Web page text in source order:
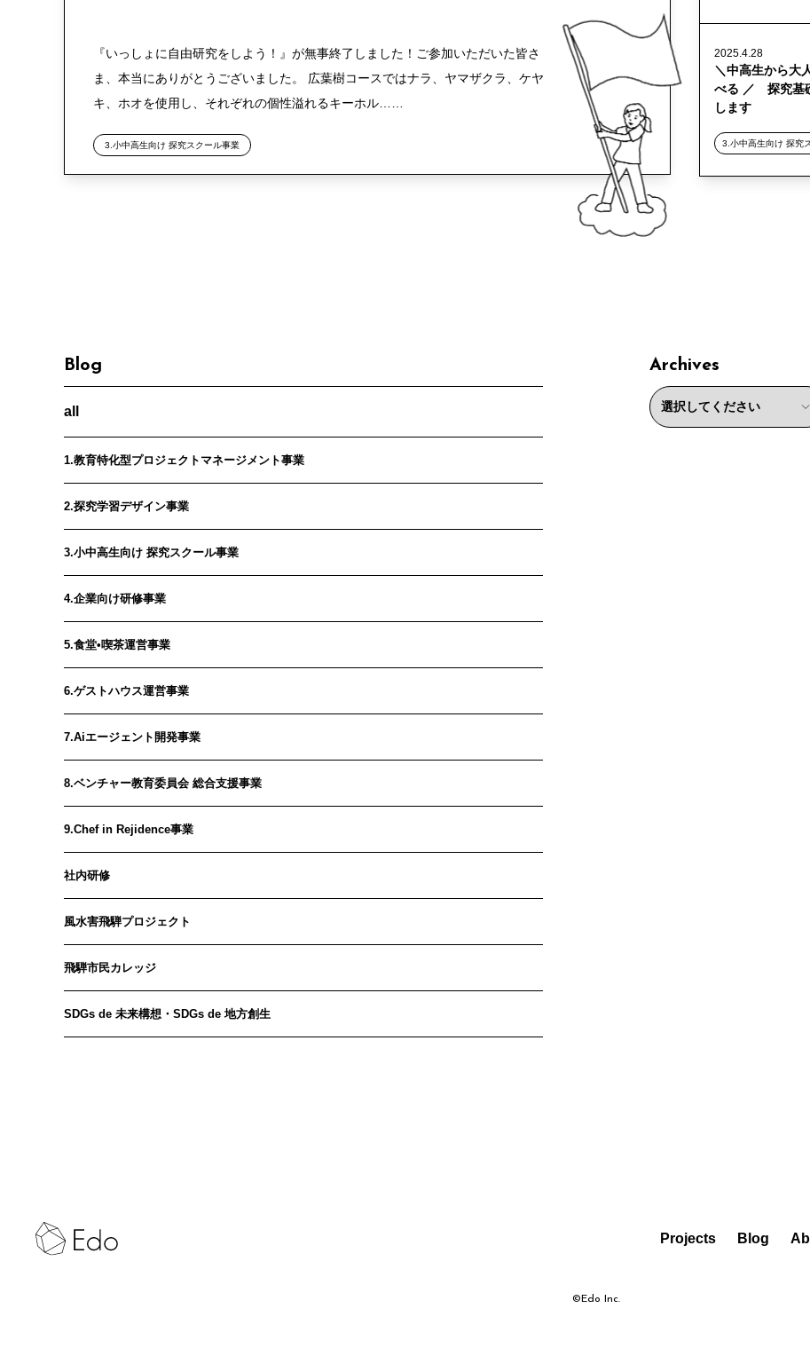
『いっしょに自由研究をしよう！』が無事終了しました！ご参加いただいた皆さ
ま、本当にありがとうございました。 広葉樹コースではナラ、ヤマザクラ、ケヤ
キ、ホオを使用し、それぞれの個性溢れるキーホル……
3.小中高生向け 探究スクール事業
2025.4.28
＼中高生から大
べる ／ 探究基
します
Blog
all
1.教育特化型プロジェクトマネージメント事業
2.探究学習デザイン事業
3.小中高生向け 探究スクール事業
4.企業向け研修事業
5.食堂•喫茶運営事業
6.ゲストハウス運営事業
7.Aiエージェント開発事業
8.ベンチャー教育委員会 総合支援事業
9.Chef in Rejidence事業
社内研修
風水害飛騨プロジェクト
飛騨市民カレッジ
SDGs de 未来構想・SDGs de 地方創生
Archives
Projects Blog
©︎Edo Inc.